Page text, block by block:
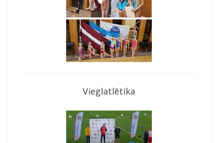
Vieglatlētika